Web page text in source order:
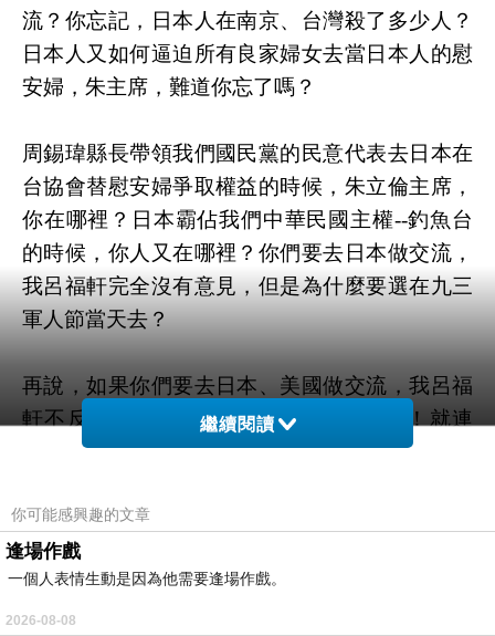
流？你忘記，日本人在南京、台灣殺了多少人？
日本人又如何逼迫所有良家婦女去當日本人的慰
安婦，朱主席，難道你忘了嗎？
周錫瑋縣長帶領我們國民黨的民意代表去日本在
台協會替慰安婦爭取權益的時候，朱立倫主席，
你在哪裡？日本霸佔我們中華民國主權--釣魚台
的時候，你人又在哪裡？你們要去日本做交流，
我呂福軒完全沒有意見，但是為什麼要選在九三
軍人節當天去？
再說，如果你們要去日本、美國做交流，我呂福
軒不反對，但是別在九三軍人節當天去！就連
1025台灣光復節更不行！可朱主席，你這麼做，
樣？你太讓人失望了！難怪高雄國民黨會一直
輸！
另外，我更要請問賴清德，你口口聲聲說蔣老總
繼續閱讀
你可能感興趣的文章
逢場作戲
一個人表情生動是因為他需要逢場作戲。
2026-08-08